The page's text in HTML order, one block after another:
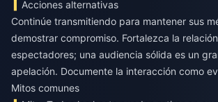
Acciones alternativas
Continúe transmitiendo para mantener sus
demostrar compromiso. Fortalezca la
espectadores; una audiencia sólida es un
apelación. Documente la interacción como
Mitos comunes